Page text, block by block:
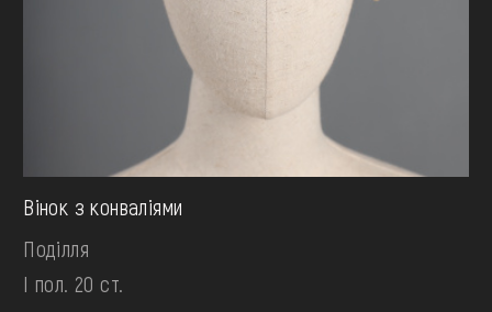
Вінок з конваліями
Поділля
І пол. 20 ст.